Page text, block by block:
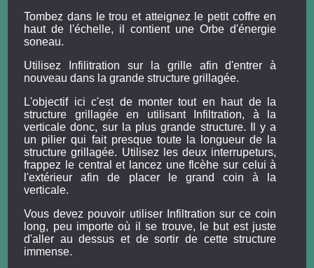
Tombez dans le trou et atteignez le petit coffre en
haut de l'échelle, il contient une Orbe d'énergie
soneau.
Utilisez Infilitration sur la grille afin d'entrer à
nouveau dans la grande structure grillagée.
L'objectif ici c'est de monter tout en haut de la
structure grillagée en utilisant Infiltration, à la
verticale donc, sur la plus grande structure. Il y a
un pilier qui fait presque toute la longueur de la
structure grillagée. Utilisez les deux interrupeturs,
frappez le central et lancez une flcèhe sur celui à
l'extérieur afin de placer le grand coin à la
verticale.
Vous devez pouvoir utiliser Infiltration sur ce coin
long, peu importe où il se trouve, le but est juste
d'aller au dessus et de sortir de cette structure
immense.